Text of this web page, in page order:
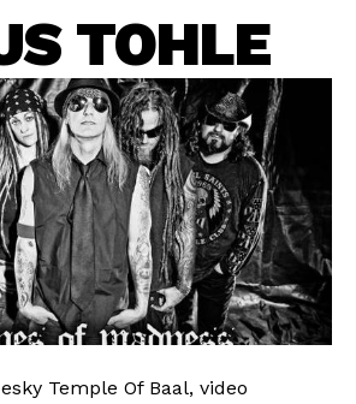
TOHLE
Temple Of Baal, video